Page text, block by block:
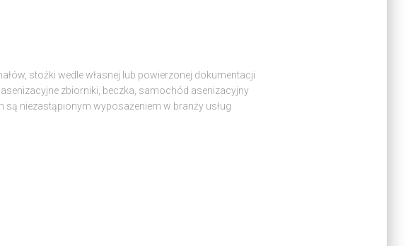
stożki wedle własnej lub powierzonej dokumentacji
asenizacyjne zbiorniki, beczka, samochód asenizacyjny
niezastąpionym wyposażeniem w branży usług